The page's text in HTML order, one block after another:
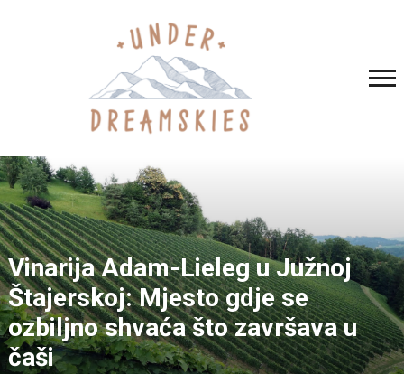
Vinarija Adam-Lieleg u Južnoj
Štajerskoj: Mjesto gdje se
ozbiljno shvaća što završava u
čaši